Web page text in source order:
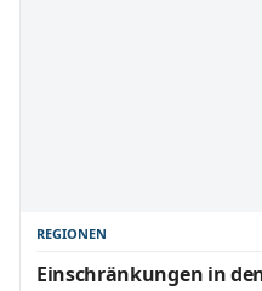
REGIONEN
Einschränkungen in